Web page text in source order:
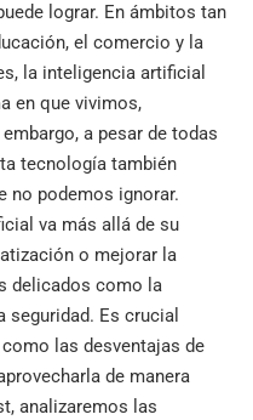
lograr. En ámbitos tan
el comercio y la
la inteligencia artificial
en que vivimos,
a pesar de todas
tecnología también
no podemos ignorar.
va más allá de su
o mejorar la
delicados como la
seguridad. Es crucial
las desventajas de
de manera
analizaremos las